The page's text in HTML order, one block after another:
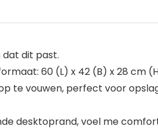
dit past.
60 (L) x 42 (B) x 28 cm
te vouwen, perfect voor
desktoprand, voel me